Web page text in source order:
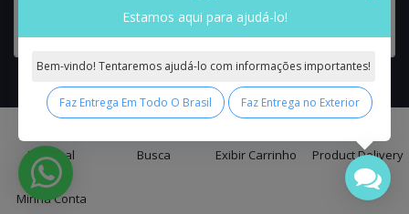
Principal Busca Exibir Carrinho Product Delivery
Minha Conta
Interflora Brasil Intercambio Floral Nacional e Internacional© 2026 All
Rights Reserved.
Estamos aqui para ajudá-lo!
Bem-vindo! Tentaremos ajudá-lo com informações importantes!
Faz Entrega Em Todo O Brasil Faz Entrega no Exterior
false